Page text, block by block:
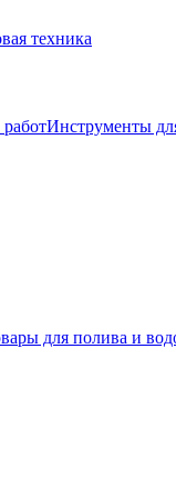
техника
Инструменты
для полива и